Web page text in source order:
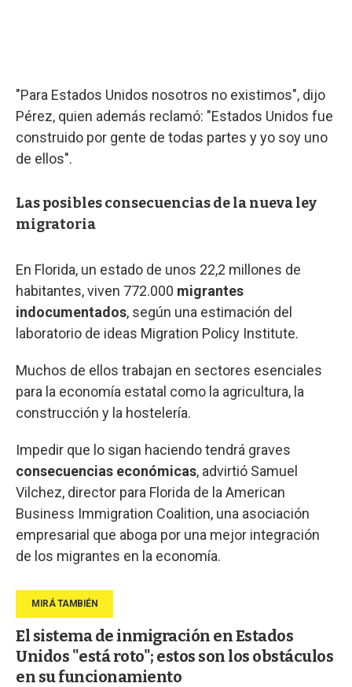
"Para Estados Unidos nosotros no existimos", dijo
Pérez, quien además reclamó: "Estados Unidos fue
construido por gente de todas partes y yo soy uno
de ellos".
Las posibles consecuencias de la nueva ley
migratoria
En Florida, un estado de unos 22,2 millones de
habitantes, viven 772.000 migrantes
indocumentados, según una estimación del
laboratorio de ideas Migration Policy Institute.
Muchos de ellos trabajan en sectores esenciales
para la economía estatal como la agricultura, la
construcción y la hostelería.
Impedir que lo sigan haciendo tendrá graves
consecuencias económicas, advirtió Samuel
Vilchez, director para Florida de la American
Business Immigration Coalition, una asociación
empresarial que aboga por una mejor integración
de los migrantes en la economía.
El sistema de inmigración en Estados
Unidos "está roto"; estos son los obstáculos
en su funcionamiento